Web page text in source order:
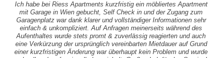
Ich habe bei Riess Apartments kurzfristig ein möbliertes Apartment
mit Garage in Wien gebucht, Self Check in und der Zugang zum
Garagenplatz war dank klarer und vollständiger Informationen sehr
einfach & unkompliziert. Auf Anfragen meinerseits während des
Aufenthaltes wurde stets promt & zuverlässig reagierten und auch
eine Verkürzung der ursprünglich vereinbarten Mietdauer auf Grund
einer kurzfristigen Änderung war überhaupt kein Problem und wurde